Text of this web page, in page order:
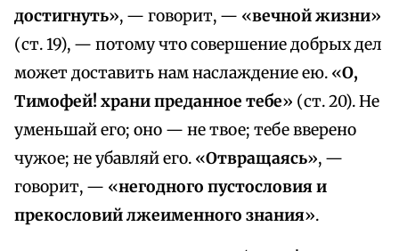
достигнуть», — говорит, — «вечной жизни»
(ст. 19), — потому что совершение добрых дел
может доставить нам наслаждение ею. «О,
Тимофей! храни преданное тебе» (ст. 20). Не
уменьшай его; оно — не твое; тебе вверено
чужое; не убавляй его. «Отвращаясь», —
говорит, — «негодного пустословия и
прекословий лжеименного знания».